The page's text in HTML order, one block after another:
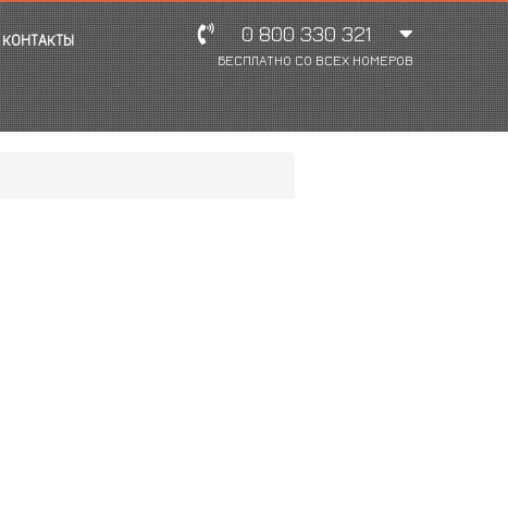
КОНТАКТЫ 0 800 330 321
БЕСПЛАТНО СО ВСЕХ НОМЕРОВ